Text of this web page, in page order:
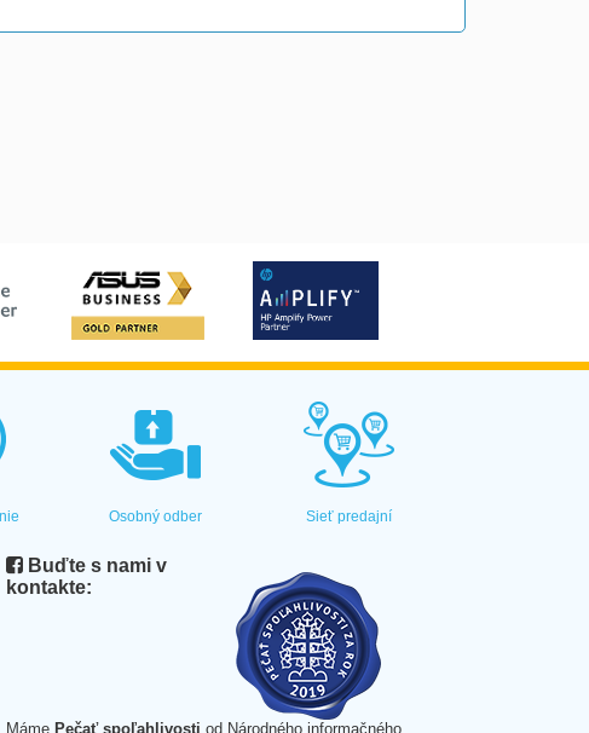
Osobný odber Sieť predajní
Buďte s nami v
kontakte:
Máme Pečať spoľahlivosti od Národného informačného